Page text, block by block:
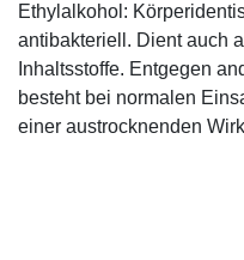
Ethylalkohol:
antibakteriell. Dient auch
Inhaltsstoffe. Entgegen
besteht bei normalen
einer austrocknenden